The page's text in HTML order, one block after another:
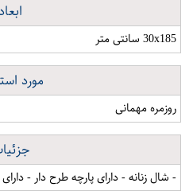
ابعاد
30x185 سانتی متر
مورد
روزمره مهمانی
- شال زنانه - دارای پارچه طرح دار -